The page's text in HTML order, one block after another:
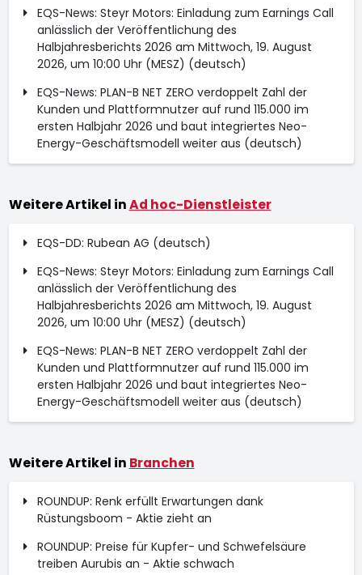
EQS-News: Steyr Motors: Einladung zum Earnings Call
anlässlich der Veröffentlichung des
Halbjahresberichts 2026 am Mittwoch, 19. August
2026, um 10:00 Uhr (MESZ) (deutsch)
EQS-News: PLAN-B NET ZERO verdoppelt Zahl der
Kunden und Plattformnutzer auf rund 115.000 im
ersten Halbjahr 2026 und baut integriertes Neo-
Energy-Geschäftsmodell weiter aus (deutsch)
Weitere Artikel inAd hoc-Dienstleister
EQS-DD: Rubean AG (deutsch)
EQS-News: Steyr Motors: Einladung zum Earnings Call
anlässlich der Veröffentlichung des
Halbjahresberichts 2026 am Mittwoch, 19. August
2026, um 10:00 Uhr (MESZ) (deutsch)
EQS-News: PLAN-B NET ZERO verdoppelt Zahl der
Kunden und Plattformnutzer auf rund 115.000 im
ersten Halbjahr 2026 und baut integriertes Neo-
Energy-Geschäftsmodell weiter aus (deutsch)
Weitere Artikel in Branchen
ROUNDUP: Renk erfüllt Erwartungen dank
Rüstungsboom - Aktie zieht an
ROUNDUP: Preise für Kupfer- und Schwefelsäure
treiben Aurubis an - Aktie schwach